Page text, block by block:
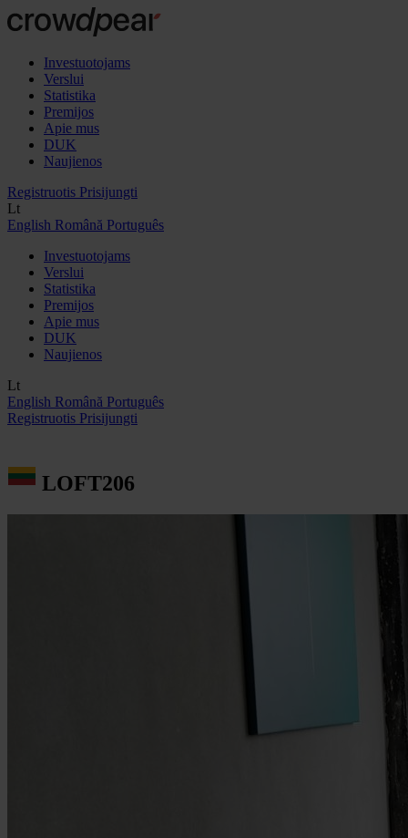
Investuotojams
Verslui
Statistika
Premijos
Apie mus
DUK
Naujienos
Registruotis Prisijungti
Lt
English Română Português
Investuotojams
Verslui
Statistika
Premijos
Apie mus
DUK
Naujienos
Lt
English Română Português
Registruotis Prisijungti
LOFT206